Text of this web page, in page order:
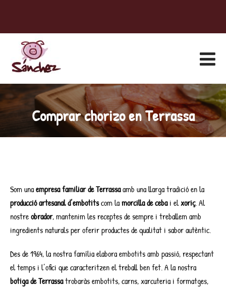
Comprar chorizo en Terrassa
Som unaempresa familiar de Terrassaamb una llarga tradició en la
producció artesanal d’embotitscom lamorcilla de cebai elxoriç. Al
nostreobrador, mantenim les receptes de sempre i treballem amb
ingredients naturals per oferir productes de qualitat i sabor autèntic.
Des de 1964, la nostra família elabora embotits amb passió, respectant
el temps i l’ofici que caracteritzen el treball ben fet. A la nostra
botiga de Terrassatrobaràs embotits, carns, xarcuteria i formatges,